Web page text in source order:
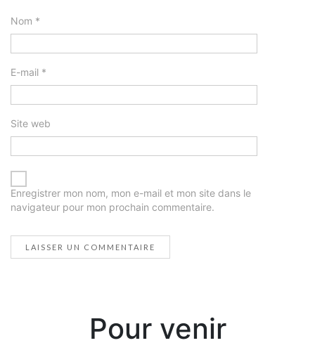
Nom *
E-mail *
Site web
Enregistrer mon nom, mon e-mail et mon site dans le
navigateur pour mon prochain commentaire.
Pour venir